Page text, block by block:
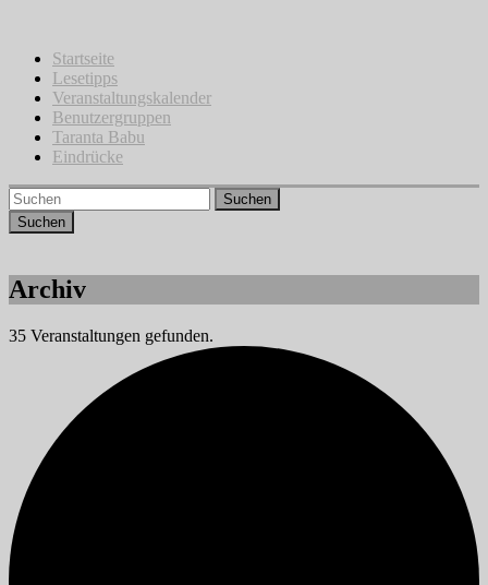
springenStartseite
Lesetipps
Veranstaltungskalender
Benutzergruppen
Taranta Babu
Eindrücke
Suchen
Archiv
35 Veranstaltungen gefunden.